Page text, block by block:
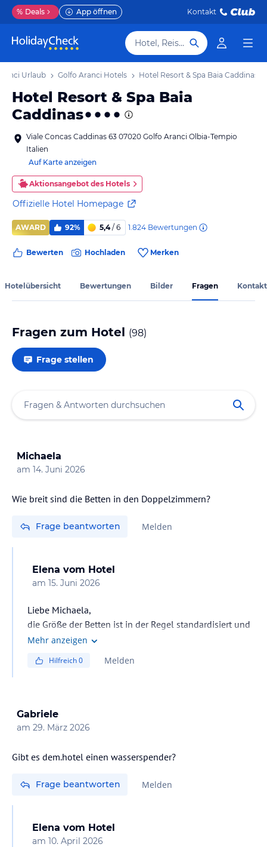
% Deals App öffnen Kontakt
Hotel, Reiseziel
Urlaub Golfo Aranci Hotels Hotel Resort & Spa Baia Caddinas
Hotel Resort & Spa Baia
Caddinas
Viale Concas Caddinas 63 07020 Golfo Aranci Olbia-Tempio
Italien
Auf Karte anzeigen
Aktionsangebot des Hotels
Offizielle Hotel Homepage
AWARD 92% 5,4/ 6 1.824 Bewertungen
Bewerten Hochladen Merken
Hotelübersicht Bewertungen Bilder Fragen Kontakt
Fragen zum Hotel (98)
Frage stellen
Michaela
am 14. Juni 2026
Wie breit sind die Betten in den Doppelzimmern?
Frage beantworten Melden
Elena vom Hotel
am 15. Juni 2026
Liebe Michaela,
die Größe der Betten ist in der Regel standardisiert und
hängt von der Art der gewählten Unterkunft ab.
Mehr anzeigen
Hilfreich0 Melden
Gabriele
am 29. März 2026
Gibt es dem.hotel einen wasserspender?
Frage beantworten Melden
Elena vom Hotel
am 10. April 2026